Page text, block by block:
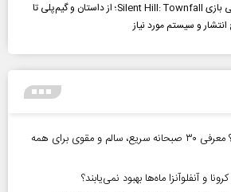
بررسی بازی Silent Hill: Townfall؛ از داستان و گیم‌پلی تا
انتشار و سیستم مورد نیاز
صبحانه چی درست کنم؟ معرفی ۳۰ صبحانه سریع، سالم و مقوی برای همه
و آنفلوآنزا ماه‌ها بهبود نمی‌یابند؟